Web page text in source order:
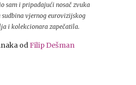
sam i pripadajući nosač zvuka
sudbina vjernog eurovizijskog
i kolekcionara zapečatila.
odFilip Dešman